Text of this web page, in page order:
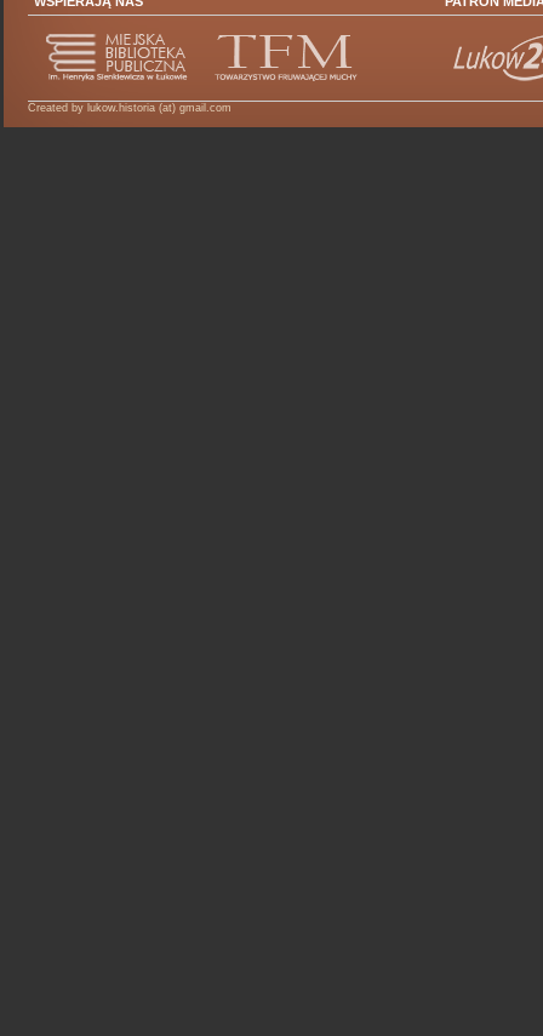
Created by lukow.historia (at) gmail.com